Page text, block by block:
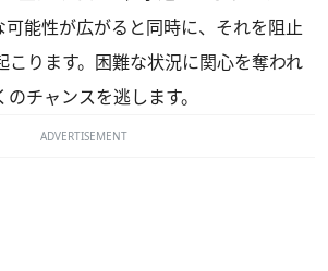
可能性が広がると同時に、それを阻止
こります。困難な状況に関心を奪われ
チャンスを逃します。
ADVERTISEMENT